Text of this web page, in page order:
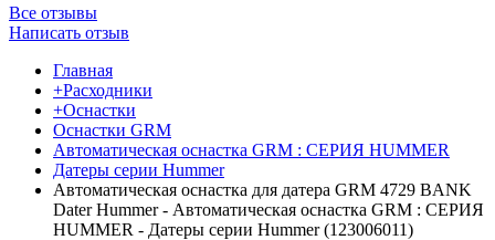
Все отзывы
Написать отзыв
Главная
+Расходники
+Оснастки
Оснастки GRM
Автоматическая оснастка GRM : СЕРИЯ HUMMER
Датеры серии Hummer
Автоматическая оснастка для датера GRM 4729 BANK
Dater Hummer - Автоматическая оснастка GRM : СЕРИЯ
HUMMER - Датеры серии Hummer (123006011)